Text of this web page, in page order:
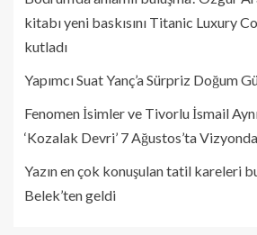
kitabı yeni baskısını Titanic Luxury
kutladı
Yapımcı Suat Yanç’a Sürpriz Doğum
Fenomen İsimler ve Tivorlu İsmail
‘Kozalak Devri’ 7 Ağustos’ta Vizyonda
Yazın en çok konuşulan tatil kareleri
Belek’ten geldi